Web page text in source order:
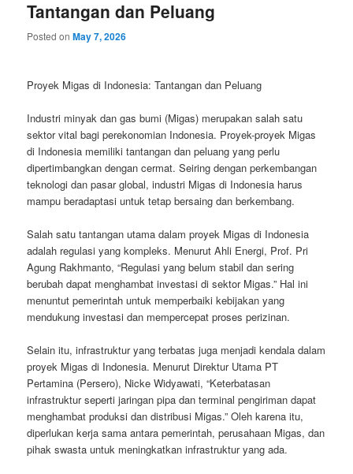
Tantangan dan Peluang
Posted onMay 7, 2026
Proyek Migas di Indonesia: Tantangan dan Peluang
Industri minyak dan gas bumi (Migas) merupakan salah satu
sektor vital bagi perekonomian Indonesia. Proyek-proyek Migas
di Indonesia memiliki tantangan dan peluang yang perlu
dipertimbangkan dengan cermat. Seiring dengan perkembangan
teknologi dan pasar global, industri Migas di Indonesia harus
mampu beradaptasi untuk tetap bersaing dan berkembang.
Salah satu tantangan utama dalam proyek Migas di Indonesia
adalah regulasi yang kompleks. Menurut Ahli Energi, Prof. Pri
Agung Rakhmanto, “Regulasi yang belum stabil dan sering
berubah dapat menghambat investasi di sektor Migas.” Hal ini
menuntut pemerintah untuk memperbaiki kebijakan yang
mendukung investasi dan mempercepat proses perizinan.
Selain itu, infrastruktur yang terbatas juga menjadi kendala dalam
proyek Migas di Indonesia. Menurut Direktur Utama PT
Pertamina (Persero), Nicke Widyawati, “Keterbatasan
infrastruktur seperti jaringan pipa dan terminal pengiriman dapat
menghambat produksi dan distribusi Migas.” Oleh karena itu,
diperlukan kerja sama antara pemerintah, perusahaan Migas, dan
pihak swasta untuk meningkatkan infrastruktur yang ada.